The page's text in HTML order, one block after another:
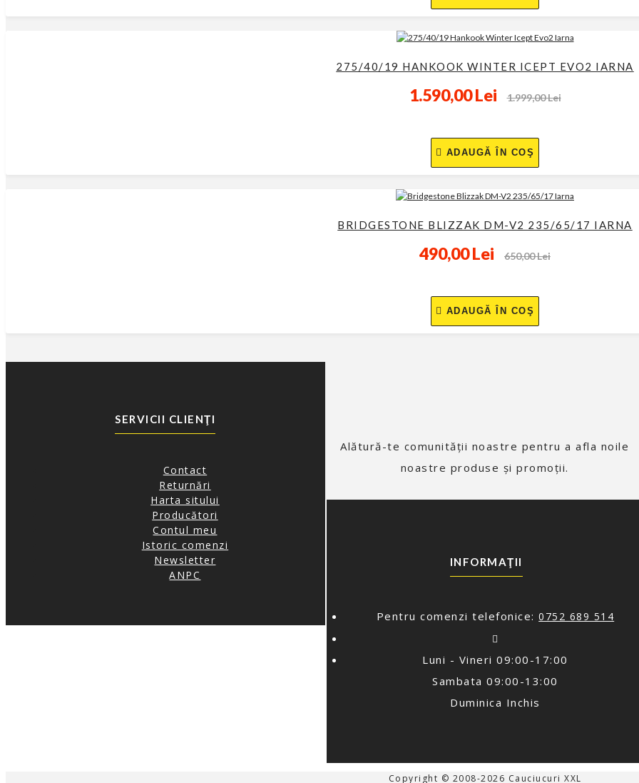
275/40/19 HANKOOK WINTER ICEPT EVO2 IARNA
1.590,00 Lei 1.999,00 Lei
ADAUGĂ ÎN COŞ
BRIDGESTONE BLIZZAK DM-V2 235/65/17 IARNA
490,00 Lei 650,00 Lei
ADAUGĂ ÎN COŞ
SERVICII CLIENŢI
Contact
Returnări
Harta sitului
Producători
Contul meu
Istoric comenzi
Newsletter
ANPC
Alătură-te comunităţii noastre pentru a afla noile
noastre produse și promoții.
INFORMAŢII
Pentru comenzi telefonice:0752 689 514
Luni - Vineri 09:00-17:00
Sambata 09:00-13:00
Duminica Inchis
Copyright © 2008-2026 Cauciucuri XXL